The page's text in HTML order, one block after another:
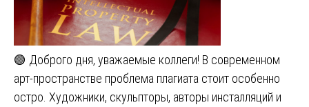
🟢 Доброго дня, уважаемые коллеги! В современном
арт-пространстве проблема плагиата стоит особенно
остро. Художники, скульпторы, авторы инсталляций и